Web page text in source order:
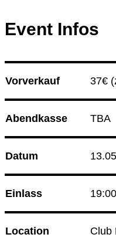
Event Infos
Vorverkauf 37€
Abendkasse TBA
Datum
Einlass 19:00
Location Club
15.08.26 Radio Sabor